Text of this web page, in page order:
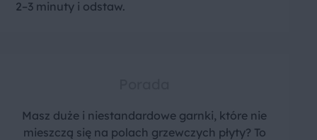
2–3 minuty i odstaw.
Masz duże i niestandardowe garnki, które nie
mieszczą się na polach grzewczych płyty? To